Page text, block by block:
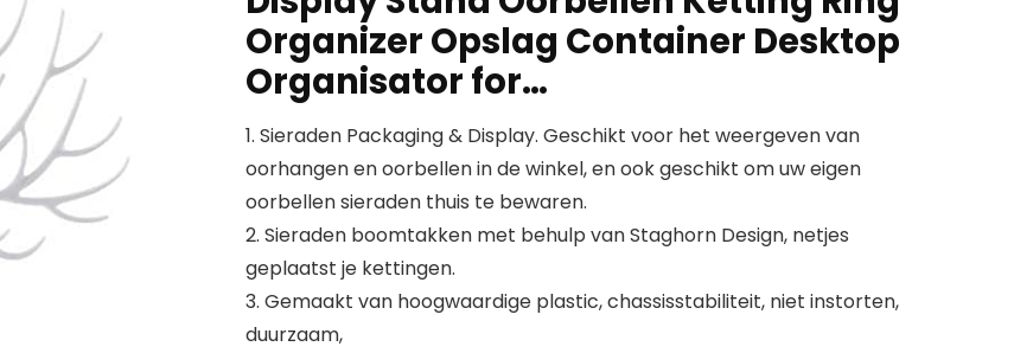
Organizer Opslag Container Desktop
Organisator for…
1. Sieraden Packaging & Display. Geschikt voor het weergeven van
oorhangen en oorbellen in de winkel, en ook geschikt om uw eigen
oorbellen sieraden thuis te bewaren.
2. Sieraden boomtakken met behulp van Staghorn Design, netjes
geplaatst je kettingen.
3. Gemaakt van hoogwaardige plastic, chassisstabiliteit, niet instorten,
duurzaam,